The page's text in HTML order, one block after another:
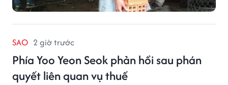
SAO 2 giờ trước
Phía Yoo Yeon Seok phản hồi sau phán
quyết liên quan vụ thuế